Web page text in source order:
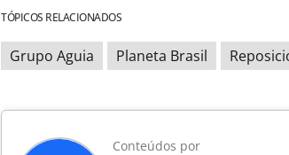
TÓPICOS RELACIONADOS
Grupo Aguia Planeta Brasil
Conteúdos por